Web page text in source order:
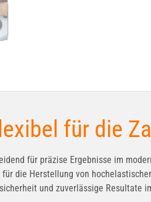
für die
für präzise Ergebnisse im
die Herstellung von
und zuverlässige Resultate